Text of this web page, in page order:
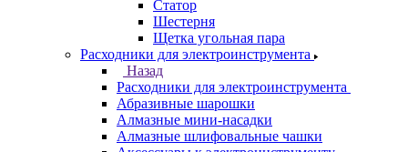
Статор
Шестерня
Щетка угольная пара
Расходники для электроинструмента
Назад
Расходники для электроинструмента
Абразивные шарошки
Алмазные мини-насадки
Алмазные шлифовальные чашки